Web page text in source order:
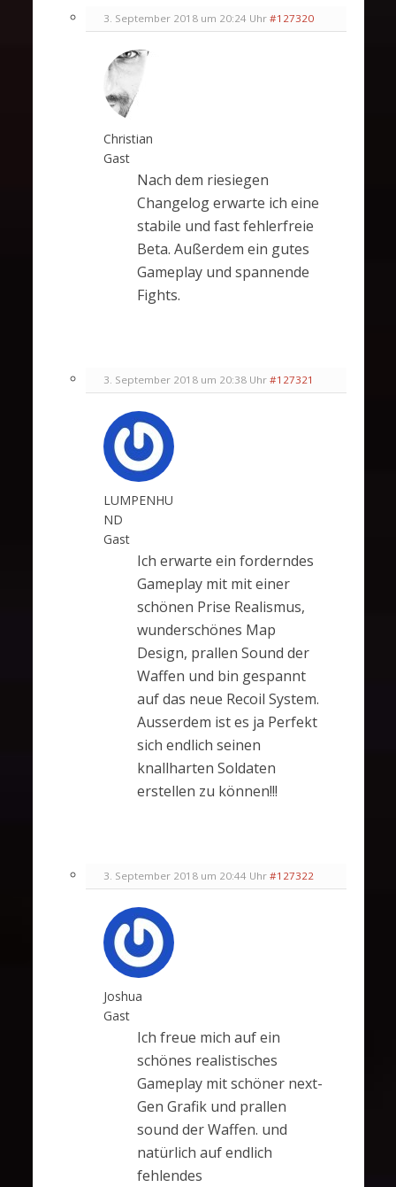
3. September 2018 um 20:24 Uhr #127320
Christian
Gast
Nach dem riesiegen
Changelog erwarte ich eine
stabile und fast fehlerfreie
Beta. Außerdem ein gutes
Gameplay und spannende
Fights.
3. September 2018 um 20:38 Uhr #127321
LUMPENHU
ND
Gast
Ich erwarte ein forderndes
Gameplay mit mit einer
schönen Prise Realismus,
wunderschönes Map
Design, prallen Sound der
Waffen und bin gespannt
auf das neue Recoil System.
Ausserdem ist es ja Perfekt
sich endlich seinen
knallharten Soldaten
erstellen zu können!!!
3. September 2018 um 20:44 Uhr #127322
Joshua
Gast
Ich freue mich auf ein
schönes realistisches
Gameplay mit schöner next-
Gen Grafik und prallen
sound der Waffen. und
natürlich auf endlich
fehlendes